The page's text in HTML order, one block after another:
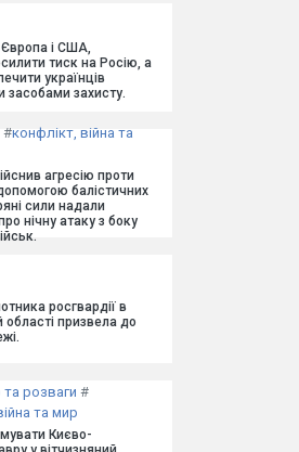
і США,
тиск на Росію, а
українців
засобами захисту.
#конфлікт, війна та
агресію проти
балістичних
сили надали
нічну атаку з боку
росгвардії в
області призвела до
розваги #
та мир
Києво-